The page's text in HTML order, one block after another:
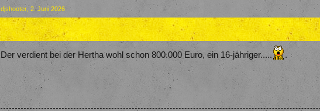
djshooter 2. Juni 2026
Der verdient bei der Hertha wohl schon 800.000 Euro, ein 16-jähriger..... .